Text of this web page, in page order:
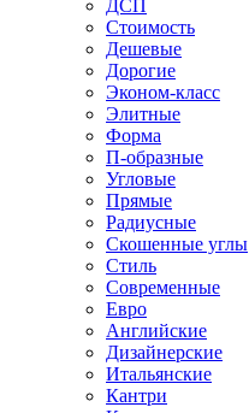
ДСП
Стоимость
Дешевые
Дорогие
Эконом-класс
Элитные
Форма
П-образные
Угловые
Прямые
Радиусные
Скошенные углы
Стиль
Современные
Евро
Английские
Дизайнерские
Итальянские
Кантри